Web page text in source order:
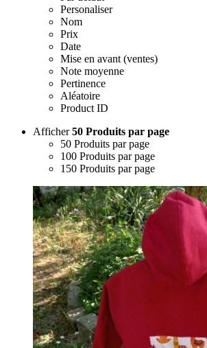
Personaliser
Nom
Prix
Date
Mise en avant (ventes)
Note moyenne
Pertinence
Aléatoire
Product ID
Afficher50 Produits par page
50 Produits par page
100 Produits par page
150 Produits par page